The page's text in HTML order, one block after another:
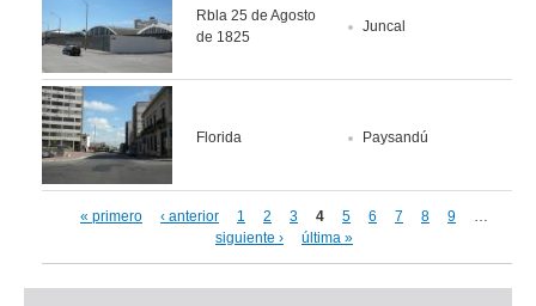
Rbla 25 de Agosto
de 1825
Juncal
Florida Paysandú
Páginas
« primero ‹ anterior 1 2 3 4 5 6 7 8 9
…
siguiente ›
última »